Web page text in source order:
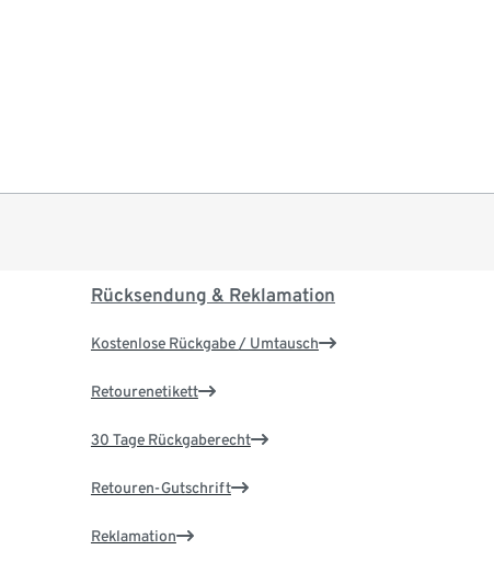
Rücksendung & Reklamation
Kostenlose Rückgabe / Umtausch
Retourenetikett
30 Tage Rückgaberecht
Retouren-Gutschrift
Reklamation